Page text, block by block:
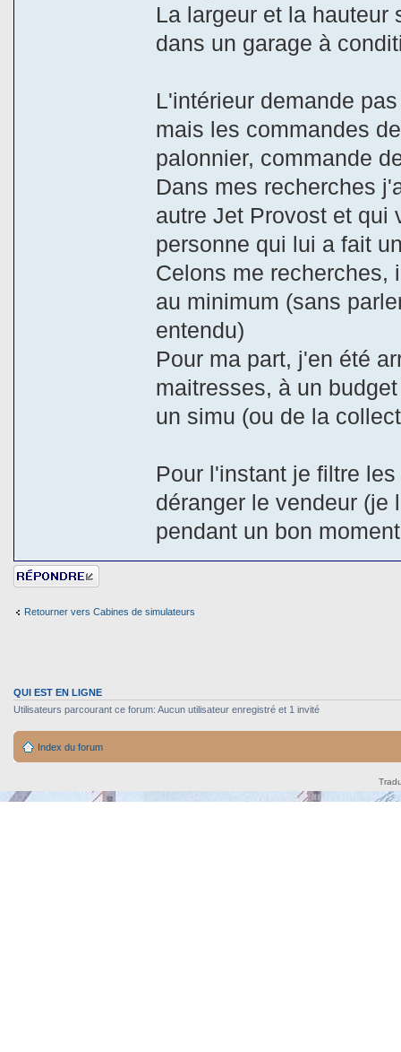
La largeur et la hauteur
dans un garage à
L'intérieur demande
mais les commandes
palonnier, commande
Dans mes recherches
autre Jet Provost et qui
personne qui lui a fait
Celons me recherches,
au minimum (sans
entendu)
Pour ma part, j'en été
maitresses, à un
un simu (ou de la
Pour l'instant je filtre
déranger le vendeur (je
pendant un bon
Répondre
Retourner vers Cabines de simulateurs
QUI EST EN LIGNE
Utilisateurs parcourant ce forum: Aucun utilisateur enregistré et 1 invité
Index du forum